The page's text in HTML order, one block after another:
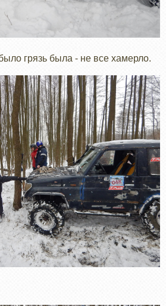
грязь была - не все хамерло.